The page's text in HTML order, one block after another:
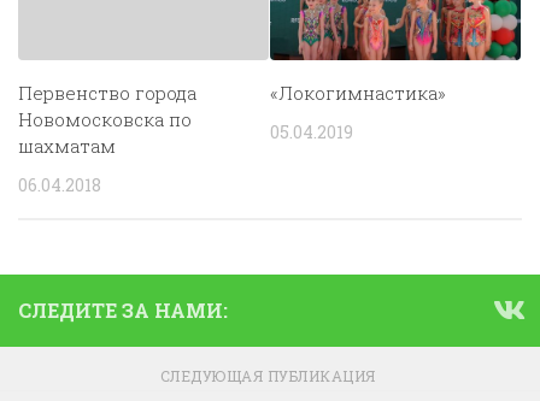
Первенство города
Новомосковска по
шахматам
06.04.2018
«Локогимнастика»
05.04.2019
СЛЕДИТЕ ЗА НАМИ:
СЛЕДУЮЩАЯ ПУБЛИКАЦИЯ